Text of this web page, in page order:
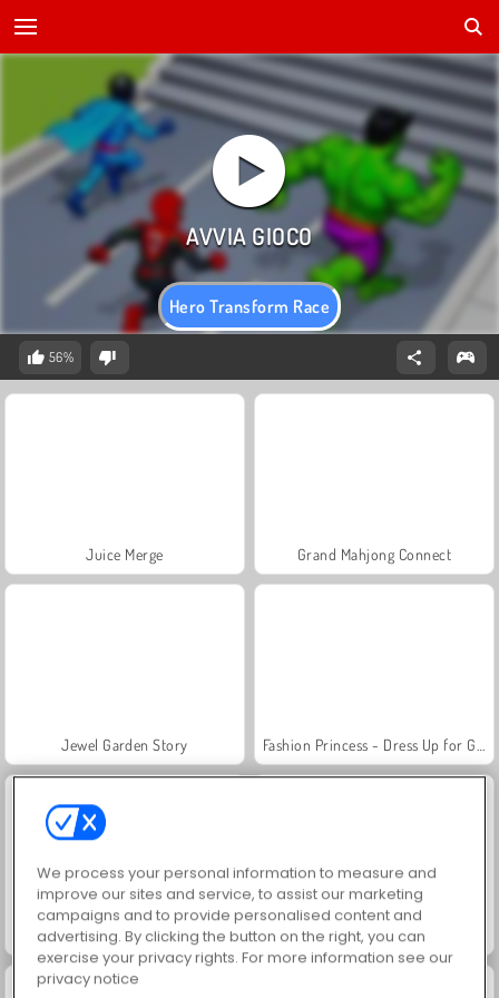
Hero Transform Race
56%
Juice Merge Grand Mahjong Connect
Jewel Garden Story
Scala 40 Masha and the Bear: Meadows
We process your personal information to measure and
improve our sites and service, to assist our marketing
campaigns and to provide personalised content and
advertising. By clicking the button on the right, you can
exercise your privacy rights. For more information see our
privacy notice